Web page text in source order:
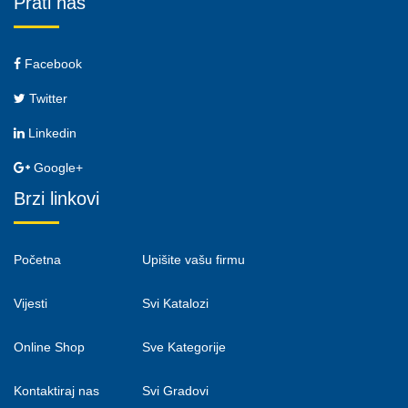
Facebook
Twitter
Linkedin
Google+
Brzi linkovi
Početna
Vijesti
Online Shop
Kontaktiraj nas
Upišite vašu firmu
Svi Katalozi
Sve Kategorije
Svi Gradovi